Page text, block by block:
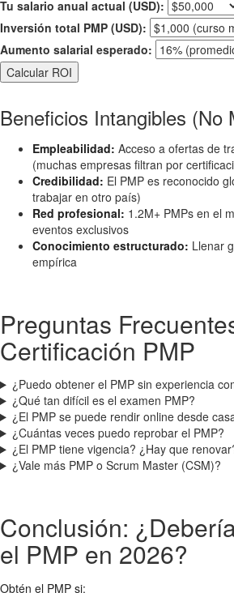
Tu salario anual actual (USD):
Inversión total PMP (USD):
Aumento salarial esperado:
Calcular ROI
Beneficios Intangibles (No
Empleabilidad: Acceso a ofertas de
(muchas empresas filtran por
Credibilidad: El PMP es reconocido
trabajar en otro país)
Red profesional: 1.2M+ PMPs en el
eventos exclusivos
Conocimiento estructurado: Llenar
empírica
Preguntas
Certificación PMP
¿Puedo obtener el PMP sin experiencia
¿Qué tan difícil es el examen PMP?
¿El PMP se puede rendir online desde
¿Cuántas veces puedo reprobar el PMP?
¿El PMP tiene vigencia? ¿Hay que
¿Vale más PMP o Scrum Master (CSM)?
Conclusión:
el PMP en 2026?
Obtén el PMP si: